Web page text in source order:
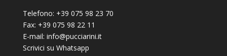
Telefono: +39 075 98 23 70
Fax: +39 075 98 22 11
E-mail: info@pucciarini.it
Scrivici su Whatsapp